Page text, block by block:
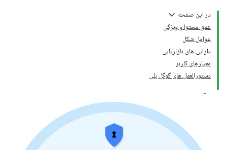
در این صفحه
عمق محتوا و ویژگی
عوامل شکل
دارایی های بازاریابی
معیارهای کاربر
دستورالعمل های گوگل پلی